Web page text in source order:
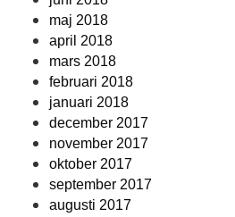
maj 2018
april 2018
mars 2018
februari 2018
januari 2018
december 2017
november 2017
oktober 2017
september 2017
augusti 2017